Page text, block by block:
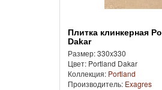
Плитка клинкерная Portland
Dakar
Размер: 330x330
Цвет: Portland Dakar
Коллекция: Portland
Производитель: Exagres